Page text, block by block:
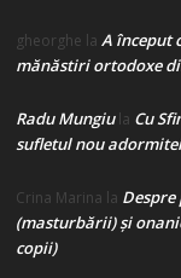
gheorghe la A început
mănăstiri ortodoxe
Radu Mungiula Cu
sufletul nou
Crina Marina la
(masturbării) şi
copii)